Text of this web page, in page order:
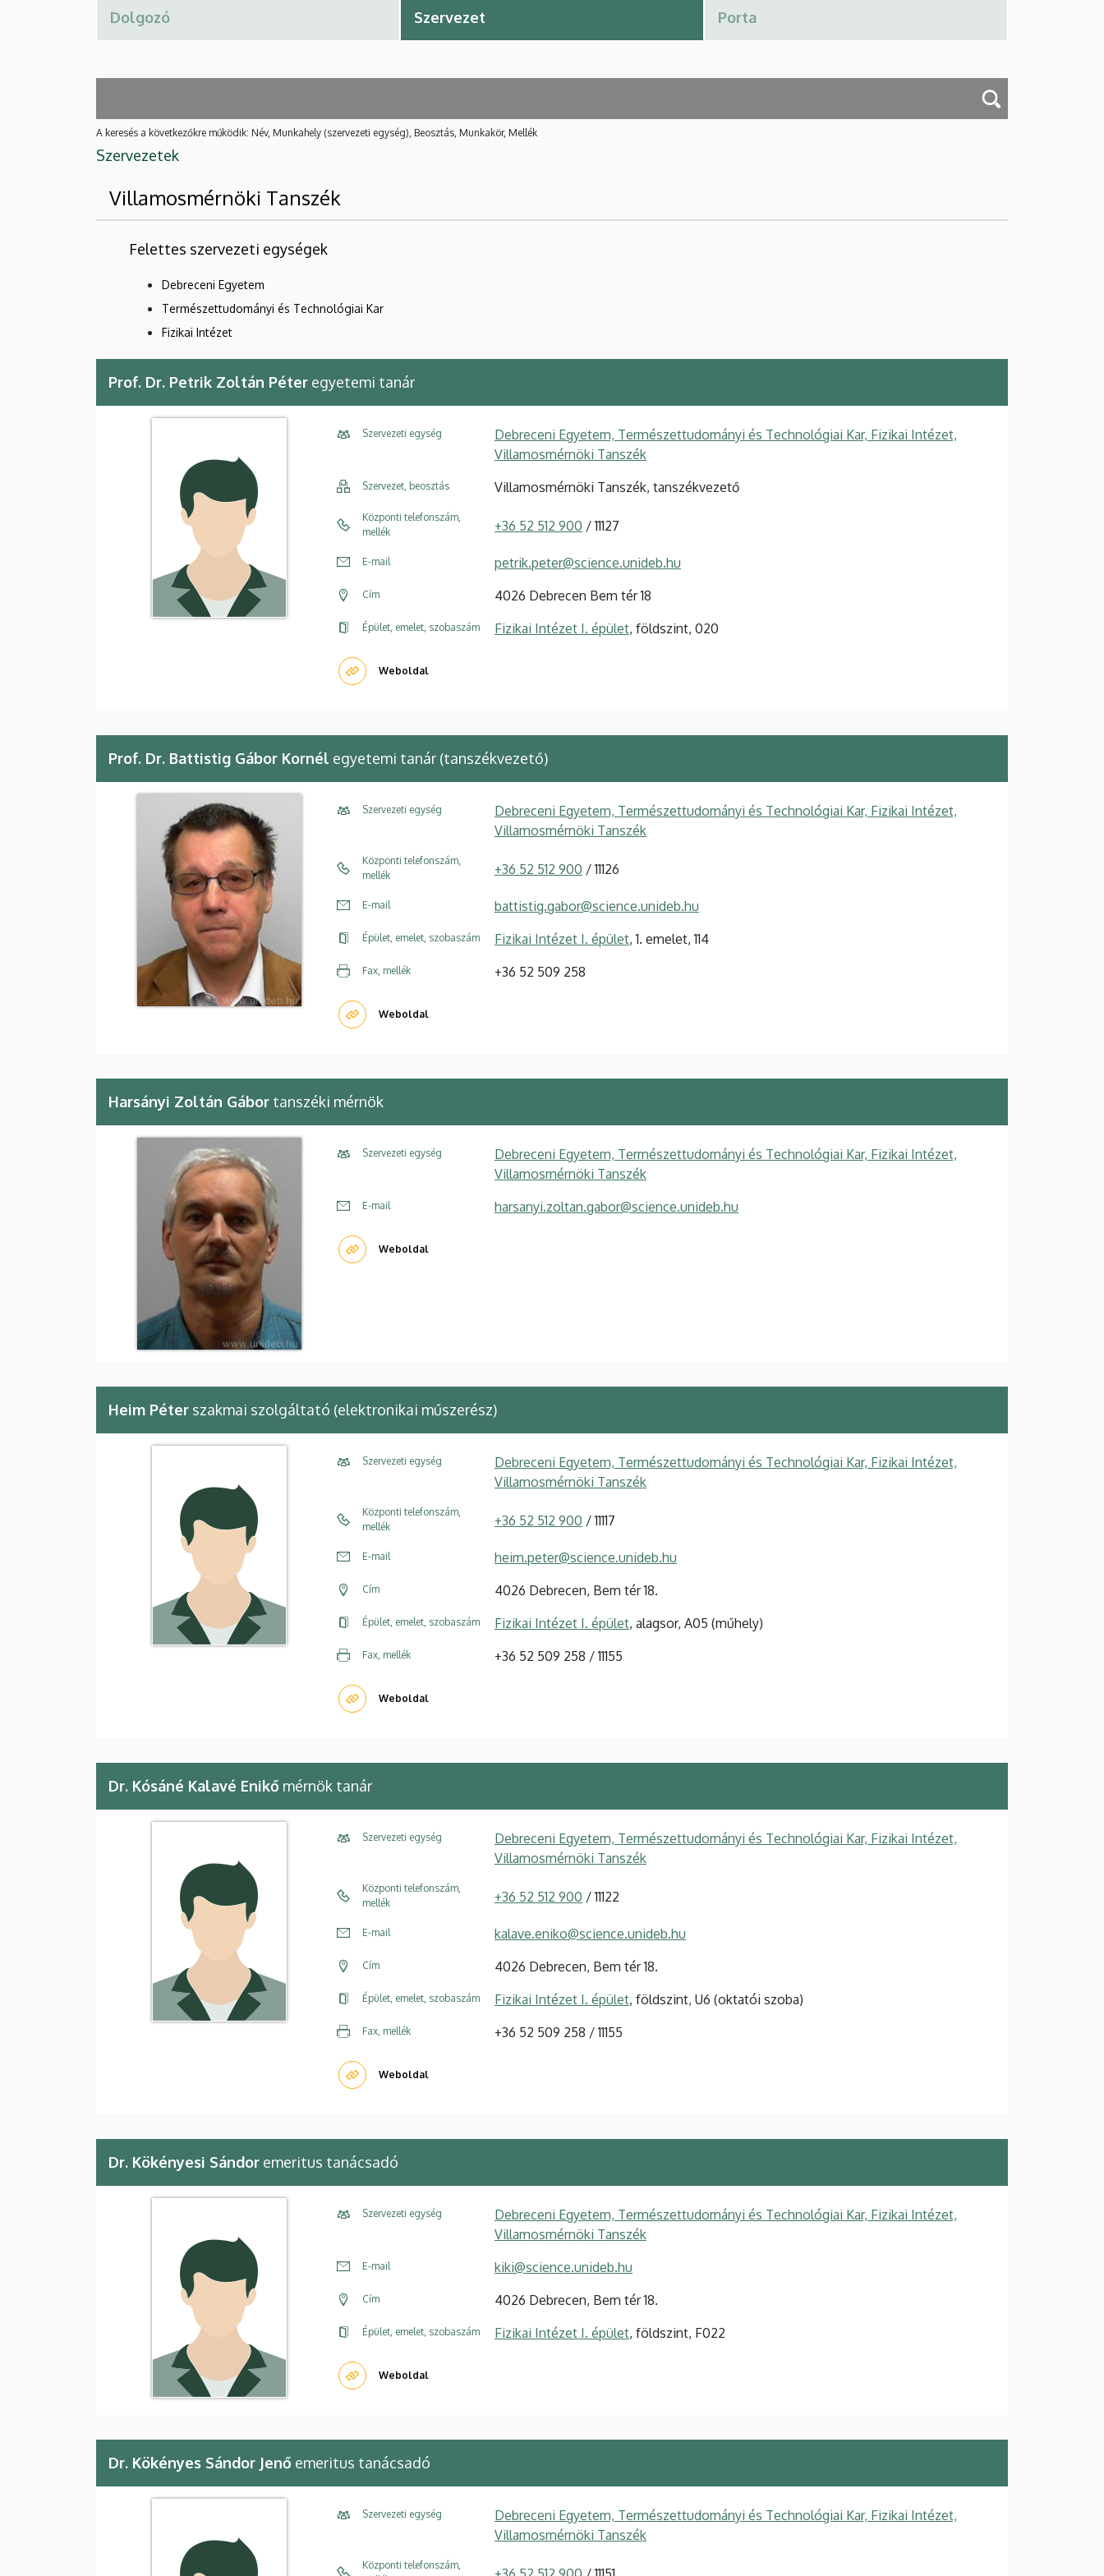
A keresés a következőkre működik: Név, Munkahely (szervezeti egység), Beosztás, Munkakör, Mellék
Szervezetek
Villamosmérnöki Tanszék
Felettes szervezeti egységek
Debreceni Egyetem
Természettudományi és Technológiai Kar
Fizikai Intézet
Prof. Dr. Petrik Zoltán Péter egyetemi tanár
Szervezeti egység
Debreceni Egyetem, Természettudományi és Technológiai Kar, Fizikai Intézet,
Villamosmérnöki Tanszék
Szervezet, beosztás Villamosmérnöki Tanszék, tanszékvezető
Központi telefonszám,
mellék
+36 52 512 900 / 11127
E-mail petrik.peter@science.unideb.hu
Cím 4026 Debrecen Bem tér 18
Épület, emelet, szobaszám Fizikai Intézet I. épület, földszint, 020
Weboldal
Prof. Dr. Battistig Gábor Kornél egyetemi tanár (tanszékvezető)
Szervezeti egység
Debreceni Egyetem, Természettudományi és Technológiai Kar, Fizikai Intézet,
Villamosmérnöki Tanszék
Központi telefonszám,
mellék
+36 52 512 900 / 11126
E-mail battistig.gabor@science.unideb.hu
Épület, emelet, szobaszám Fizikai Intézet I. épület, 1. emelet, 114
Fax, mellék +36 52 509 258
Weboldal
Harsányi Zoltán Gábor tanszéki mérnök
Szervezeti egység
Debreceni Egyetem, Természettudományi és Technológiai Kar, Fizikai Intézet,
Villamosmérnöki Tanszék
E-mail harsanyi.zoltan.gabor@science.unideb.hu
Weboldal
Heim Péter szakmai szolgáltató (elektronikai műszerész)
Szervezeti egység
Debreceni Egyetem, Természettudományi és Technológiai Kar, Fizikai Intézet,
Villamosmérnöki Tanszék
Központi telefonszám,
mellék
+36 52 512 900 / 11117
E-mail heim.peter@science.unideb.hu
Cím 4026 Debrecen, Bem tér 18.
Épület, emelet, szobaszám Fizikai Intézet I. épület, alagsor, A05 (műhely)
Fax, mellék +36 52 509 258 / 11155
Weboldal
Dr. Kósáné Kalavé Enikő mérnök tanár
Szervezeti egység
Debreceni Egyetem, Természettudományi és Technológiai Kar, Fizikai Intézet,
Villamosmérnöki Tanszék
Központi telefonszám,
mellék
+36 52 512 900 / 11122
E-mail kalave.eniko@science.unideb.hu
Cím 4026 Debrecen, Bem tér 18.
Épület, emelet, szobaszám Fizikai Intézet I. épület, földszint, U6 (oktatói szoba)
Fax, mellék +36 52 509 258 / 11155
Weboldal
Dr. Kökényesi Sándor emeritus tanácsadó
Szervezeti egység
Debreceni Egyetem, Természettudományi és Technológiai Kar, Fizikai Intézet,
Villamosmérnöki Tanszék
E-mail kiki@science.unideb.hu
Cím 4026 Debrecen, Bem tér 18.
Épület, emelet, szobaszám Fizikai Intézet I. épület, földszint, F022
Weboldal
Dr. Kökényes Sándor Jenő emeritus tanácsadó
Szervezeti egység
Debreceni Egyetem, Természettudományi és Technológiai Kar, Fizikai Intézet,
Villamosmérnöki Tanszék
Központi telefonszám,